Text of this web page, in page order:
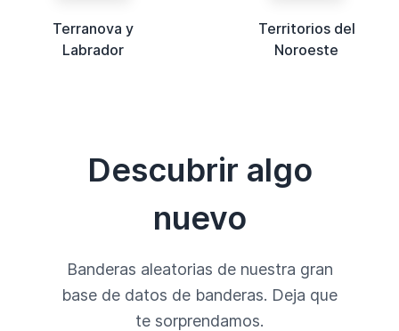
Terranova y
Labrador
Territorios del
Noroeste
Descubrir algo
nuevo
Banderas aleatorias de nuestra gran
base de datos de banderas. Deja que
te sorprendamos.